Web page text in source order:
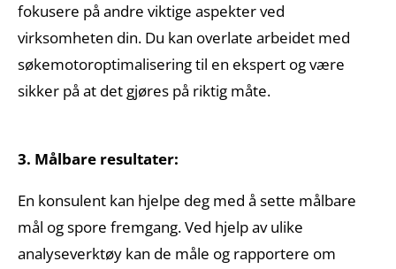
fokusere på andre viktige aspekter ved
virksomheten din. Du kan overlate arbeidet med
søkemotoroptimalisering til en ekspert og være
sikker på at det gjøres på riktig måte.
3. Målbare resultater:
En konsulent kan hjelpe deg med å sette målbare
mål og spore fremgang. Ved hjelp av ulike
analyseverktøy kan de måle og rapportere om